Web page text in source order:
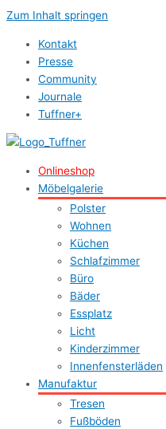
Zum Inhalt springen
Kontakt
Presse
Community
Journale
Tuffner+
Onlineshop
Möbelgalerie
Polster
Wohnen
Küchen
Schlafzimmer
Büro
Bäder
Essplatz
Licht
Kinderzimmer
Innenfensterläden
Manufaktur
Tresen
Fußböden